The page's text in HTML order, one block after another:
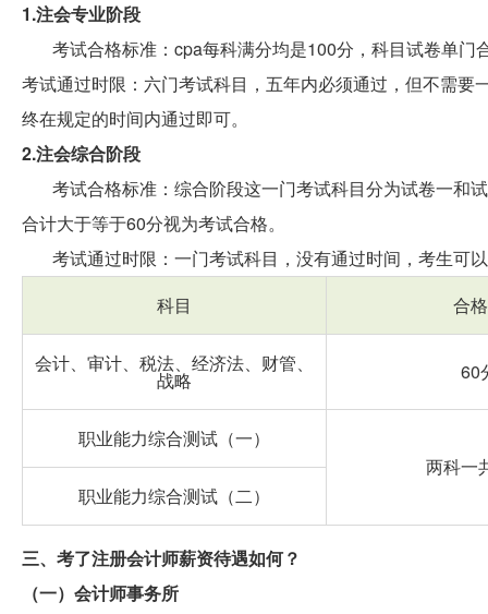
1.注会专业阶段
考试合格标准：cpa每科满分均是100分，科目试卷单门
考试通过时限：六门考试科目，五年内必须通过，但不需
终在规定的时间内通过即可。
2.注会综合阶段
考试合格标准：综合阶段这一门考试科目分为试卷一和
合计大于等于60分视为考试合格。
考试通过时限：一门考试科目，没有通过时间，考生可
科目
合
会计、审计、税法、经济法、财管、
战略 60
职业能力综合测试（一）
两科一
职业能力综合测试（二）
三、考了注册会计师薪资待遇如何？
（一）会计师事务所